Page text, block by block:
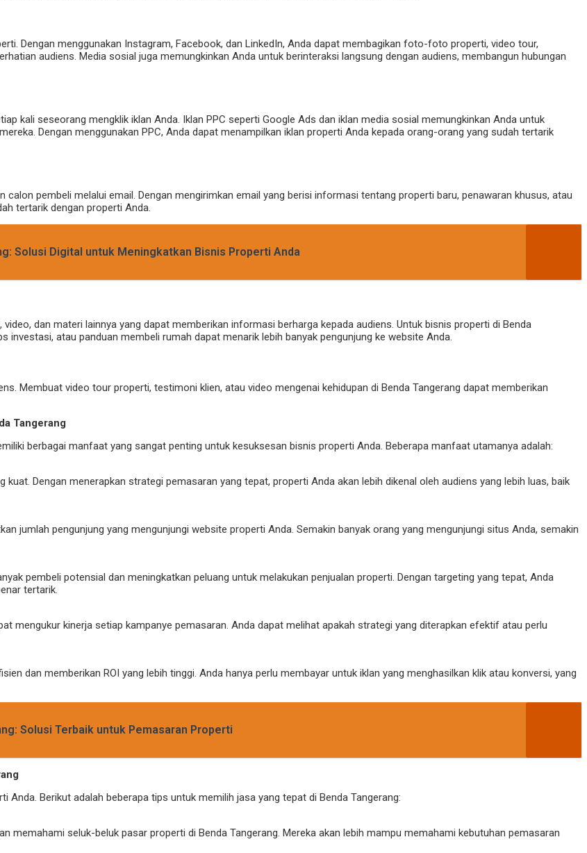
Dengan menggunakan Instagram, Facebook, dan LinkedIn, Anda dapat membagikan foto-foto properti, video tour,
audiens. Media sosial juga memungkinkan Anda untuk berinteraksi langsung dengan audiens, membangun hubungan
kali seseorang mengklik iklan Anda. Iklan PPC seperti Google Ads dan iklan media sosial memungkinkan Anda untuk
Dengan menggunakan PPC, Anda dapat menampilkan iklan properti Anda kepada orang-orang yang sudah tertarik
pembeli melalui email. Dengan mengirimkan email yang berisi informasi tentang properti baru, penawaran khusus, atau
tertarik dengan properti Anda.
Solusi Digital untuk Meningkatkan Bisnis Properti Anda
dan materi lainnya yang dapat memberikan informasi berharga kepada audiens. Untuk bisnis properti di Benda
atau panduan membeli rumah dapat menarik lebih banyak pengunjung ke website Anda.
Membuat video tour properti, testimoni klien, atau video mengenai kehidupan di Benda Tangerang dapat memberikan
Tangerang
berbagai manfaat yang sangat penting untuk kesuksesan bisnis properti Anda. Beberapa manfaat utamanya adalah:
Dengan menerapkan strategi pemasaran yang tepat, properti Anda akan lebih dikenal oleh audiens yang lebih luas, baik
jumlah pengunjung yang mengunjungi website properti Anda. Semakin banyak orang yang mengunjungi situs Anda, semakin
pembeli potensial dan meningkatkan peluang untuk melakukan penjualan properti. Dengan targeting yang tepat, Anda
tertarik.
mengukur kinerja setiap kampanye pemasaran. Anda dapat melihat apakah strategi yang diterapkan efektif atau perlu
dan memberikan ROI yang lebih tinggi. Anda hanya perlu membayar untuk iklan yang menghasilkan klik atau konversi, yang
Solusi Terbaik untuk Pemasaran Properti
Berikut adalah beberapa tips untuk memilih jasa yang tepat di Benda Tangerang:
memahami seluk-beluk pasar properti di Benda Tangerang. Mereka akan lebih mampu memahami kebutuhan pemasaran